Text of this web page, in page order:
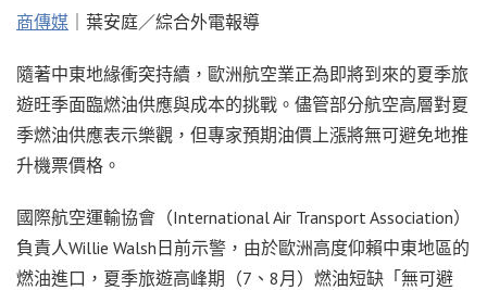
商傳媒 ｜葉安庭／綜合外電報導
隨著中東地緣衝突持續，歐洲航空業正為即將到來的夏季旅
遊旺季面臨燃油供應與成本的挑戰。儘管部分航空高層對夏
季燃油供應表示樂觀，但專家預期油價上漲將無可避免地推
升機票價格。
國際航空運輸協會（International Air Transport Association）
負責人Willie Walsh日前示警，由於歐洲高度仰賴中東地區的
燃油進口，夏季旅遊高峰期（7、8月）燃油短缺「無可避